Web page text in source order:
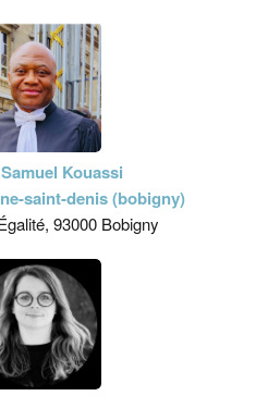
Kouassi
saint-denis (bobigny)
93000 Bobigny